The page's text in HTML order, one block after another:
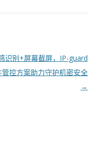
识别+屏幕截屏，IP-guard
管控方案助力守护机密安全
→